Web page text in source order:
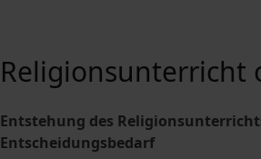
Religionsunterricht
Entstehung des
Entscheidungsbedarf